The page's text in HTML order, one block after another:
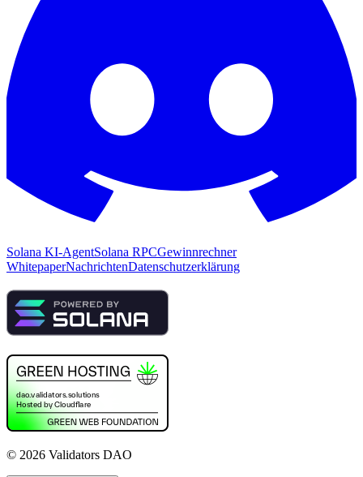
Solana KI-AgentSolana RPCGewinnrechner
WhitepaperNachrichtenDatenschutzerklärung
© 2026 Validators DAO